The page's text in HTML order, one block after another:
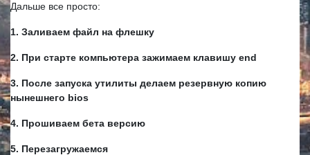
Дальше все просто:
1. Заливаем файл на флешку
2. При старте компьютера зажимаем клавишу end
3. После запуска утилиты делаем резервную копию
нынешнего bios
4. Прошиваем бета версию
5. Перезагружаемся